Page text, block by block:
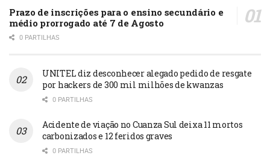
Prazo de inscrições para o ensino secundário e
médio prorrogado até 7 de Agosto
0 PARTILHAS
UNITEL diz desconhecer alegado pedido de resgate
por hackers de 300 mil milhões de kwanzas
0 PARTILHAS
Acidente de viação no Cuanza Sul deixa 11 mortos
carbonizados e 12 feridos graves
0 PARTILHAS